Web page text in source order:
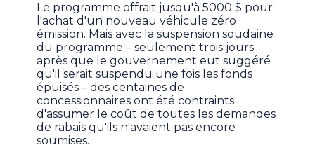
Le programme offrait jusqu'à 5000 $ pour
l'achat d'un nouveau véhicule zéro
émission. Mais avec la suspension soudaine
du programme – seulement trois jours
après que le gouvernement eut suggéré
qu'il serait suspendu une fois les fonds
épuisés – des centaines de
concessionnaires ont été contraints
d'assumer le coût de toutes les demandes
de rabais qu'ils n'avaient pas encore
soumises.